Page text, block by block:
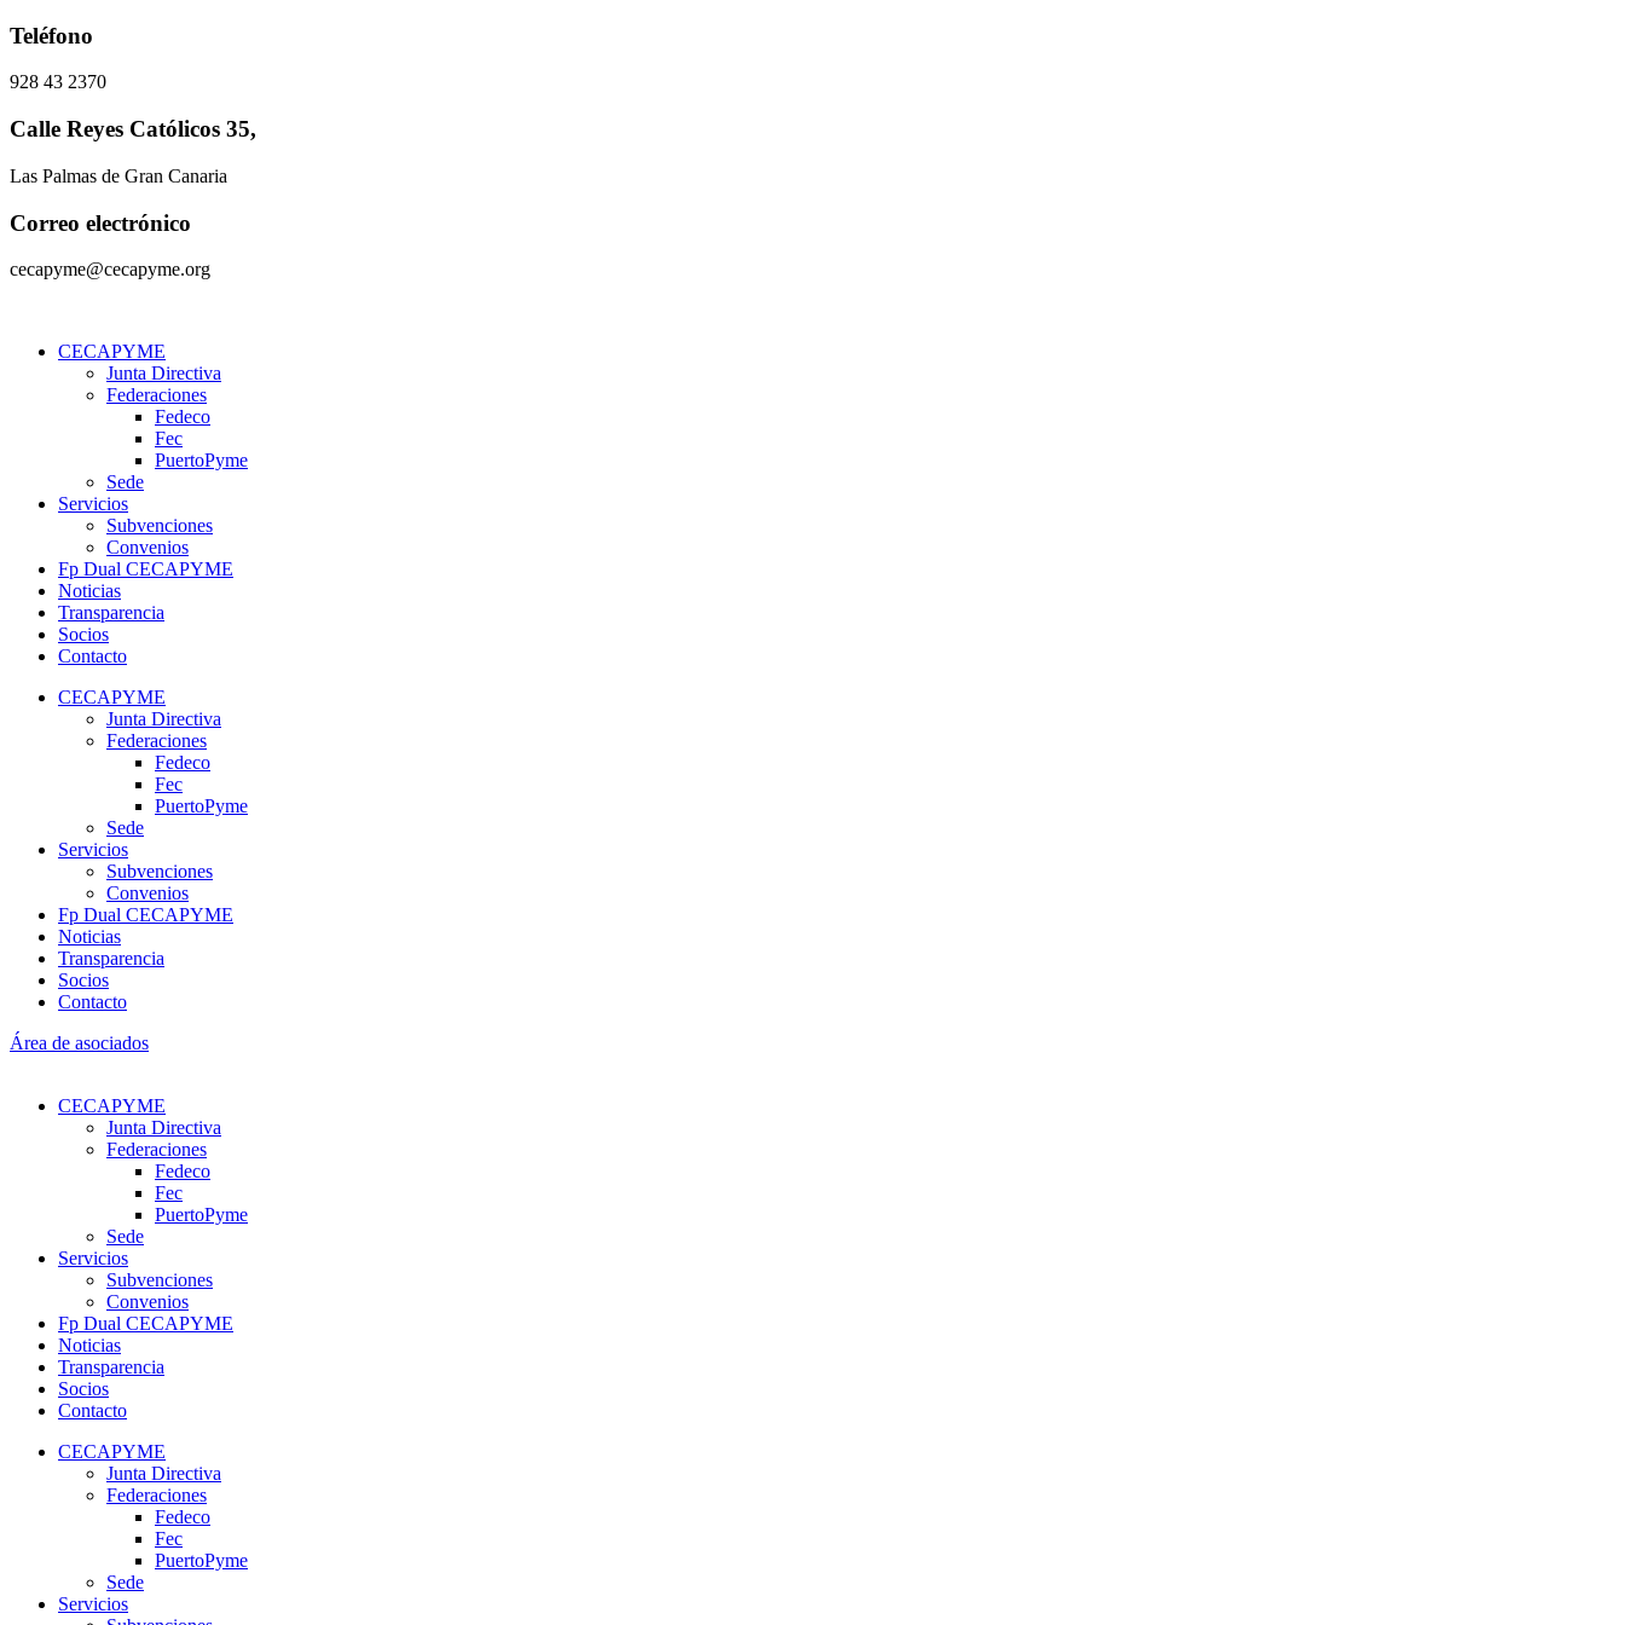
Ir
contenido
Teléfono
928 43 2370
Calle Reyes Católicos 35,
Las Palmas de Gran Canaria
Correo electrónico
cecapyme@cecapyme.org
CECAPYME
Junta Directiva
Federaciones
Fedeco
Fec
PuertoPyme
Sede
Servicios
Subvenciones
Convenios
Fp Dual CECAPYME
Noticias
Transparencia
Socios
Contacto
CECAPYME
Junta Directiva
Federaciones
Fedeco
Fec
PuertoPyme
Sede
Servicios
Subvenciones
Convenios
Fp Dual CECAPYME
Noticias
Transparencia
Socios
Contacto
Área de asociados
CECAPYME
Junta Directiva
Federaciones
Fedeco
Fec
PuertoPyme
Sede
Servicios
Subvenciones
Convenios
Fp Dual CECAPYME
Noticias
Transparencia
Socios
Contacto
CECAPYME
Junta Directiva
Federaciones
Fedeco
Fec
PuertoPyme
Sede
Servicios